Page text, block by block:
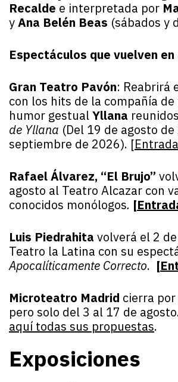
Recalde e interpretada por
yAna Belén Beas (sábados y
Espectáculos que vuelven
Gran Teatro Pavón: Reabrirá
con los hits de la compañía
humor gestualYllana
de Yllana (Del 19 de agosto
septiembre de 2026). [
Rafael Álvarez, “El Brujo”
agosto al Teatro Alcazar con
conocidos monólogos. [
Luis Piedrahita volverá el 2
Teatro la Latina con su
Apocalíticamente Correcto. [
Microteatro Madrid cierra
pero solo del 3 al 17 de
aquí todas sus propuestas.
Exposiciones